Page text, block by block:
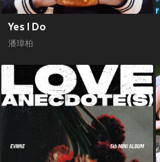
Yes I Do
潘瑋柏